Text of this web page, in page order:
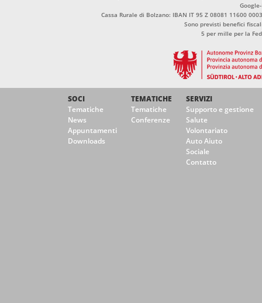
Cassa Rurale di Bolzano: IBAN IT 95 Z 08081 11600
Sono previsti benefici
5 per mille per la
SOCI
Tematiche
News
Appuntamenti
Downloads
TEMATICHE
Tematiche
Conferenze
SERVIZI
Supporto e gestione
Salute
Volontariato
Auto Aiuto
Sociale
Contatto